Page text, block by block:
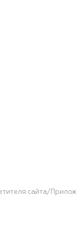
сайта/